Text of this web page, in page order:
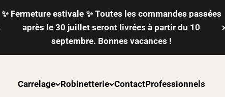
✨ Fermeture estivale ✨ Toutes les commandes passées
après le 30 juillet seront livrées à partir du 10
septembre. Bonnes vacances !
Carrelage Robinetterie ContactProfessionnels